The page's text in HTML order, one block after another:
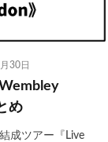
30日
め
成ツアー『Live